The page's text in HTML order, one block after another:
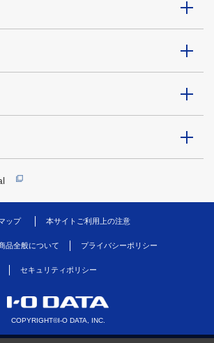
ップ 本サイトご利用上の注意
品全般について プライバシーポリシー
セキュリティポリシー
COPYRIGHT©I-O DATA, INC.